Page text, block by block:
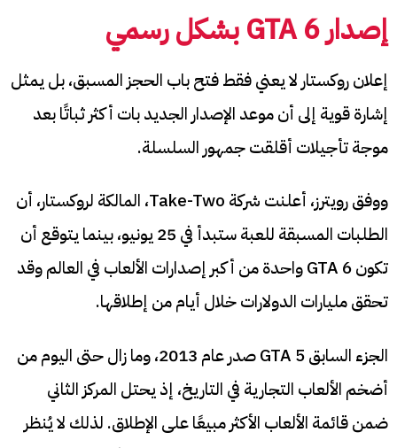
إصدار GTA 6 بشكل رسمي
إعلان روكستار لا يعني فقط فتح باب الحجز المسبق، بل يمثل
إشارة قوية إلى أن موعد الإصدار الجديد بات أكثر ثباتًا بعد
موجة تأجيلات أقلقت جمهور السلسلة.
ووفق رويترز، أعلنت شركة Take-Two، المالكة لروكستار، أن
الطلبات المسبقة للعبة ستبدأ في 25 يونيو، بينما يتوقع أن
تكون GTA 6 واحدة من أكبر إصدارات الألعاب في العالم وقد
تحقق مليارات الدولارات خلال أيام من إطلاقها.
الجزء السابق GTA 5 صدر عام 2013، وما زال حتى اليوم من
أضخم الألعاب التجارية في التاريخ، إذ يحتل المركز الثاني
ضمن قائمة الألعاب الأكثر مبيعًا على الإطلاق. لذلك لا يُنظر